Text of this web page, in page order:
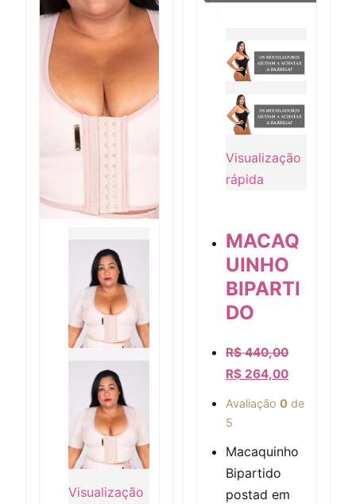
Visualização
Visualização rápida
Visualização
rápida
MACAQ
UINHO
BIPARTI
DO
R$440,00
R$ 264,00
Avaliação 0 de
5
Macaquinho
Bipartido
postad em